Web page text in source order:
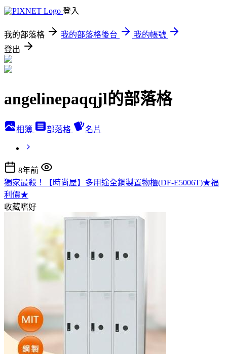
登入
我的部落格 我的部落格後台
我的帳號
登出
angelinepaqqjl的部落格
相簿 部落格 名片
8年前
獨家最殺！【時尚屋】多用途全鋼製置物櫃(DF-E5006T)★福
利價★
收藏嗜好